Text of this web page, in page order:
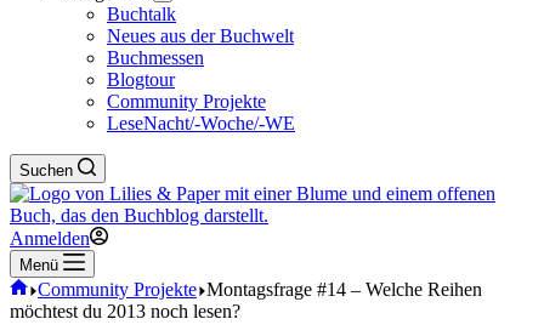
Buchtalk
Neues aus der Buchwelt
Buchmessen
Blogtour
Community Projekte
LeseNacht/-Woche/-WE
Suchen
Anmelden
Menü
Start
Community Projekte Montagsfrage #14 – Welche Reihen
möchtest du 2013 noch lesen?